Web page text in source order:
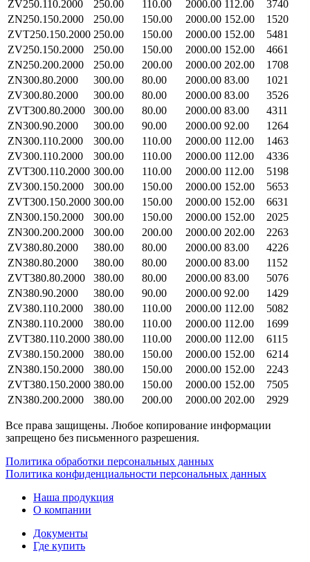
ZV250.110.2000 250.00 110.00 2000.00 112.00
3740
ZN250.150.2000
250.00 150.00 2000.00 152.00
1520
ZVT250.150.2000 250.00 150.00 2000.00 152.00
5481
ZV250.150.2000
250.00 150.00 2000.00 152.00
4661
ZN250.200.2000
250.00 200.00 2000.00 202.00
1708
ZN300.80.2000
300.00 80.00 2000.00 83.00
1021
ZV300.80.2000
300.00 80.00 2000.00 83.00
3526
ZVT300.80.2000
300.00 80.00 2000.00 83.00
4311
ZN300.90.2000
300.00 90.00 2000.00 92.00
1264
ZN300.110.2000
300.00 110.00 2000.00 112.00
1463
ZV300.110.2000
300.00 110.00 2000.00 112.00
4336
ZVT300.110.2000 300.00 110.00 2000.00 112.00
5198
ZV300.150.2000
300.00 150.00 2000.00 152.00
5653
ZVT300.150.2000 300.00 150.00 2000.00 152.00
6631
ZN300.150.2000
300.00 150.00 2000.00 152.00
2025
ZN300.200.2000
300.00 200.00 2000.00 202.00
2263
ZV380.80.2000
380.00 80.00 2000.00 83.00
4226
ZN380.80.2000
380.00 80.00 2000.00 83.00
1152
ZVT380.80.2000
380.00 80.00 2000.00 83.00
5076
ZN380.90.2000
380.00 90.00 2000.00 92.00
1429
ZV380.110.2000
380.00 110.00 2000.00 112.00
5082
ZN380.110.2000
380.00 110.00 2000.00 112.00
1699
ZVT380.110.2000 380.00 110.00 2000.00 112.00
6115
ZV380.150.2000
380.00 150.00 2000.00 152.00
6214
ZN380.150.2000
380.00 150.00 2000.00 152.00
2243
ZVT380.150.2000 380.00 150.00 2000.00 152.00
7505
ZN380.200.2000
380.00 200.00 2000.00 202.00 2929
Все права защищены. Любое копирование информации
запрещено без письменного разрешения.
Политика обработки персональных данных
Политика конфиденциальности персональных данных
Наша продукция
О компании
Документы
Где купить